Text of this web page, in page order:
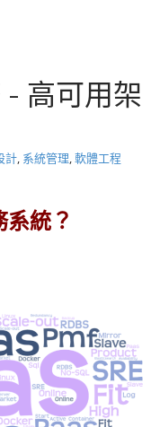
高可用架
計, 系統管理,軟體工程
統？